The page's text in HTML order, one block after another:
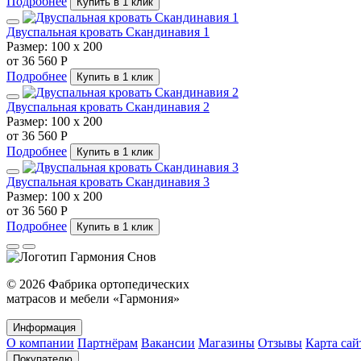
Двуспальная кровать Скандинавия 1
Размер: 100 х 200
от 36 560 Р
Подробнее
Купить в 1 клик
Двуспальная кровать Скандинавия 2
Размер: 100 х 200
от 36 560 Р
Подробнее
Купить в 1 клик
Двуспальная кровать Скандинавия 3
Размер: 100 х 200
от 36 560 Р
Подробнее
Купить в 1 клик
© 2026 Фабрика ортопедических
матрасов и мебели «Гармония»
Информация
О компании Партнёрам Вакансии Магазины Отзывы Карта